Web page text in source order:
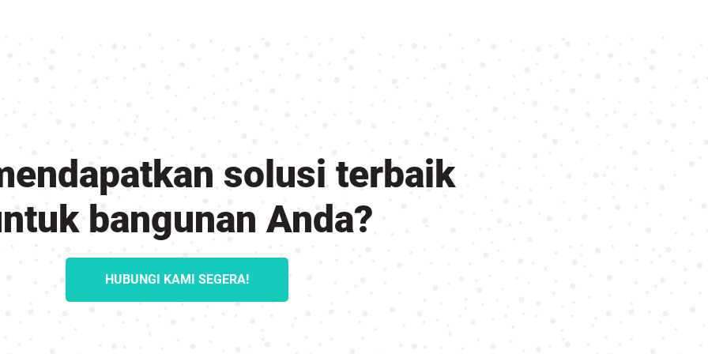
solusi terbaik
bangunan Anda?
HUBUNGI KAMI SEGERA!